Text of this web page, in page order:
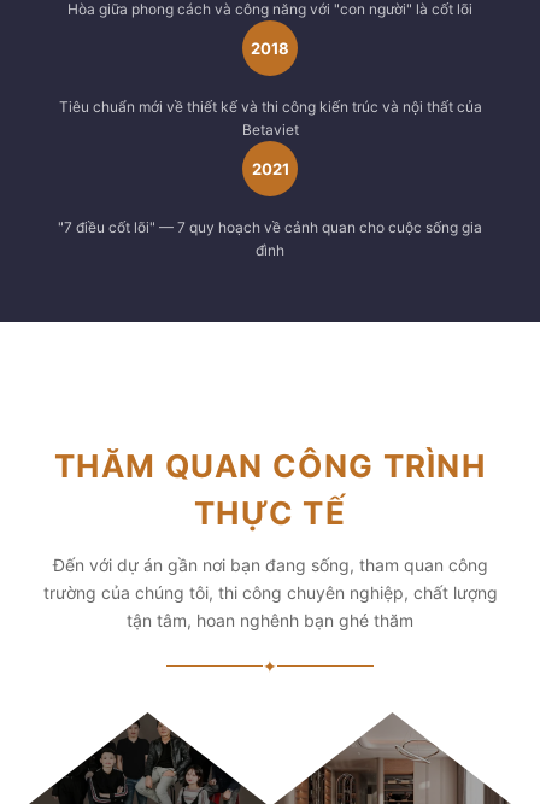
Hòa giữa phong cách và công năng với "con người" là cốt lõi
2018
Tiêu chuẩn mới về thiết kế và thi công kiến trúc và nội thất của
Betaviet
2021
"7 điều cốt lõi" — 7 quy hoạch về cảnh quan cho cuộc sống gia
đình
THĂM QUAN CÔNG TRÌNH
THỰC TẾ
Đến với dự án gần nơi bạn đang sống, tham quan công
trường của chúng tôi, thi công chuyên nghiệp, chất lượng
tận tâm, hoan nghênh bạn ghé thăm
✦